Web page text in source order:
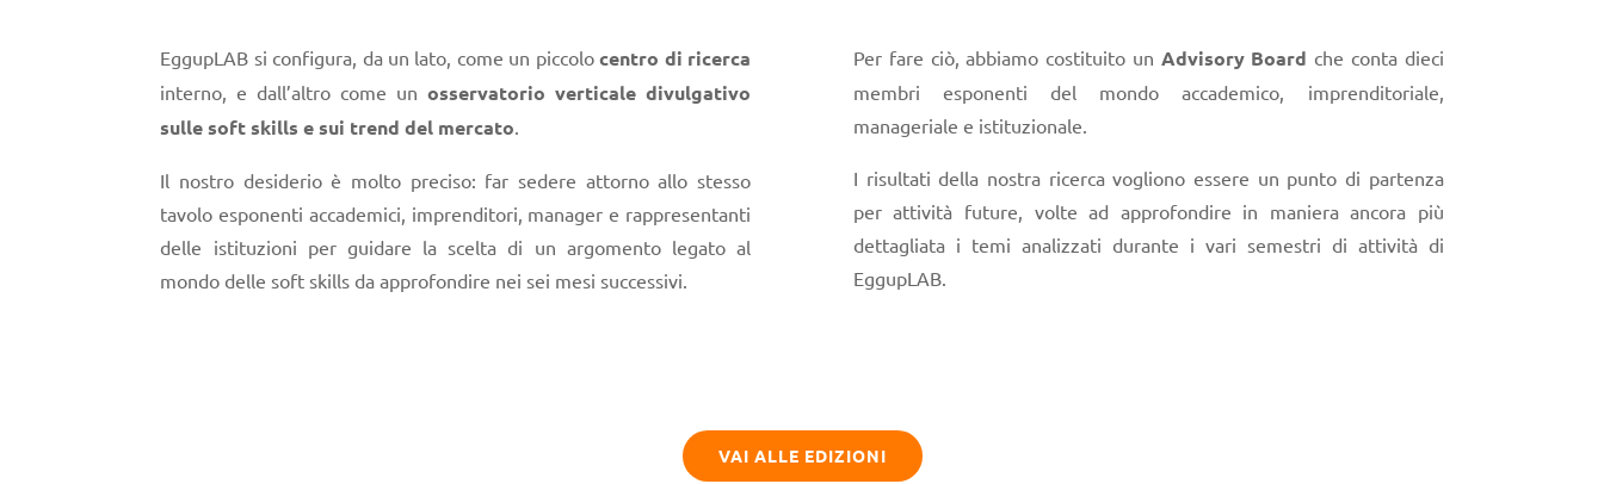
EggupLAB si configura, da un lato, come un piccolocentro di ricerca
interno, e dall’altro come unosservatorio verticale divulgativo
sulle soft skills e sui trend del mercato.
Il nostro desiderio è molto preciso: far sedere attorno allo stesso
tavolo esponenti accademici, imprenditori, manager e rappresentanti
delle istituzioni per guidare la scelta di un argomento legato al
mondo delle soft skills da approfondire nei sei mesi successivi.
Per fare ciò, abbiamo costituito un Advisory Board che conta dieci
membri esponenti del mondo accademico, imprenditoriale,
manageriale e istituzionale.
I risultati della nostra ricerca vogliono essere un punto di partenza
per attività future, volte ad approfondire in maniera ancora più
dettagliata i temi analizzati durante i vari semestri di attività di
EggupLAB.
VAI ALLE EDIZIONI